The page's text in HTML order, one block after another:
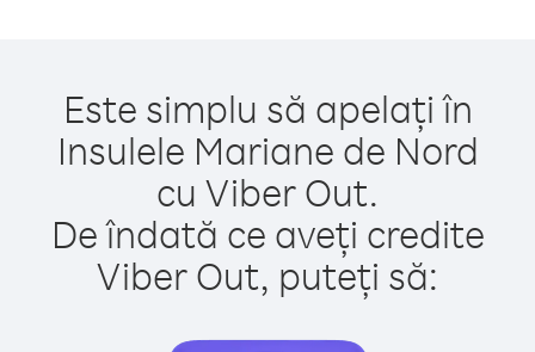
Este simplu să apelați în
Insulele Mariane de Nord
cu Viber Out.
De îndată ce aveți credite
Viber Out, puteți să: